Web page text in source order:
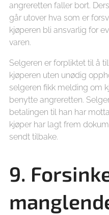
angreretten faller bort.
går utover hva som er
kjøperen bli ansvarlig for
varen.
Selgeren er forpliktet til å
kjøperen uten unødig
selgeren fikk melding om
benytte angreretten.
betalingen til han har
kjøper har lagt frem
sendt tilbake.
9.